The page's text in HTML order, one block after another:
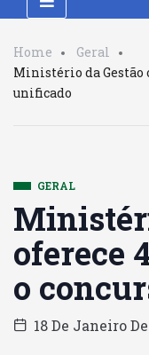
Home
Geral
Ministério da Gestão
unificado
GERAL
oferece
o
18 De Janeiro